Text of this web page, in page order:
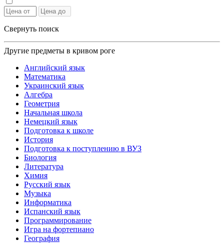
Свернуть поиск
Другие предметы в кривом роге
Английский язык
Математика
Украинский язык
Алгебра
Геометрия
Начальная школа
Немецкий язык
Подготовка к школе
История
Подготовка к поступлению в ВУЗ
Биология
Литература
Химия
Русский язык
Музыка
Информатика
Испанский язык
Программирование
Игра на фортепиано
География